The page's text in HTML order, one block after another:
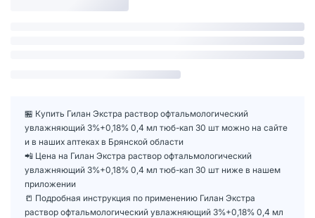
🏪 Купить Гилан Экстра раствор офтальмологический
увлажняющий 3%+0,18% 0,4 мл тюб-кап 30 шт можно на сайте
и в наших аптеках в Брянской области
📲 Цена на Гилан Экстра раствор офтальмологический
увлажняющий 3%+0,18% 0,4 мл тюб-кап 30 шт ниже в нашем
приложении
📒 Подробная инструкция по применению Гилан Экстра
раствор офтальмологический увлажняющий 3%+0,18% 0,4 мл